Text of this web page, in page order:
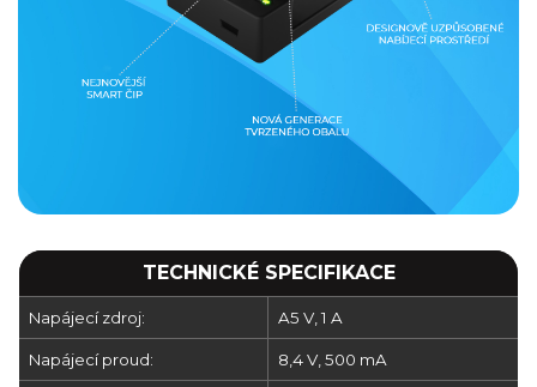
TECHNICKÉ SPECIFIKACE
Napájecí zdroj: A5 V, 1 A
Napájecí proud: 8,4 V, 500 mA